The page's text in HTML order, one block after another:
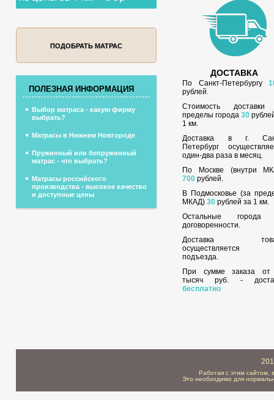
ДОСТАВКА
По Санкт-Петербургу
рублей.
Стоимость
пределы города30
1 км.
Доставка в г.
Петербург
один-два раза в месяц.
По Москве (внутри
700 рублей.
В Подмосковье (за
МКАД)30 рублей за 1 км.
Остальные города
договоренности.
Доставка
осуществляется
подъезда.
При сумме заказа
тысяч руб. -
бесплатно
ПОДОБРАТЬ МАТРАС
ПОЛЕЗНАЯ ИНФОРМАЦИЯ
Выбор матраса - какую фирму
выбрать?
Матрасы в Нижнем Новгороде
Пружинный или бепружинный
матрас - что выбрать?
Матрасы российского
производства - высокое качество
и доступные цены
Работая с этим сайтом,
Это необходимо для